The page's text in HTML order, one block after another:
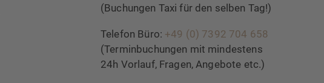
(Buchungen Taxi für den selben Tag!)
Telefon Büro: +49 (0) 7392 704 658
(Terminbuchungen mit mindestens
24h Vorlauf, Fragen, Angebote etc.)